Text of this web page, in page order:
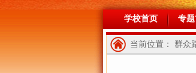
学校首页 专
当前位置： 群众